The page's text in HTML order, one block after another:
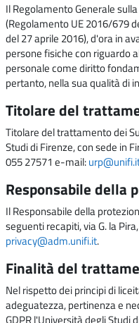
Il Regolamento Generale
(Regolamento UE 2016/679
del 27 aprile 2016), d'ora in
persone fisiche con riguardo
personale come diritto
pertanto, nella sua qualità di
Titolare del
Titolare del trattamento dei
Studi di Firenze, con sede in
055 27571 e-mail:
Responsabile della
Il Responsabile della
seguenti recapiti, via G. la
privacy@adm.unifi.it.
Finalità del
Nel rispetto dei principi di
adeguatezza, pertinenza e